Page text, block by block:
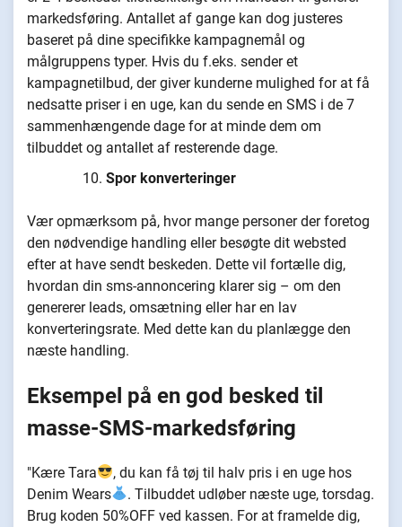
markedsføring. Antallet af gange kan dog justeres
baseret på dine specifikke kampagnemål og
målgruppens typer. Hvis du f.eks. sender et
kampagnetilbud, der giver kunderne mulighed for at få
nedsatte priser i en uge, kan du sende en SMS i de 7
sammenhængende dage for at minde dem om
tilbuddet og antallet af resterende dage.
Spor konverteringer
Vær opmærksom på, hvor mange personer der foretog
den nødvendige handling eller besøgte dit websted
efter at have sendt beskeden. Dette vil fortælle dig,
hvordan din sms-annoncering klarer sig – om den
genererer leads, omsætning eller har en lav
konverteringsrate. Med dette kan du planlægge den
næste handling.
Eksempel på en god besked til
masse-SMS-markedsføring
"Kære Tara
, du kan få tøj til halv pris i en uge hos
Denim Wears
. Tilbuddet udløber næste uge, torsdag.
Brug koden 50%OFF ved kassen. For at framelde dig,